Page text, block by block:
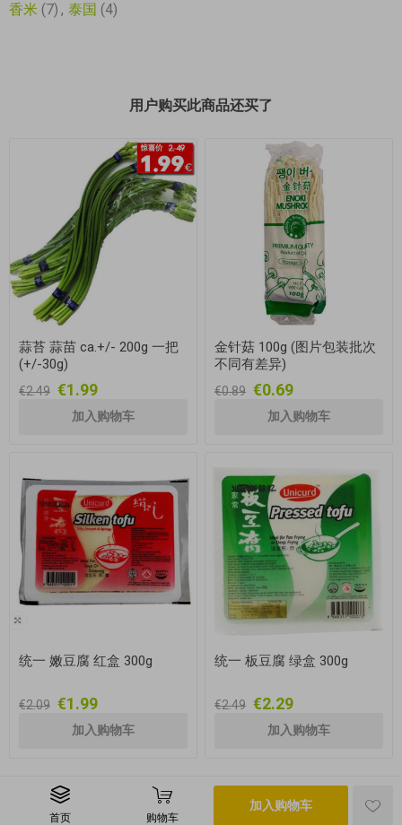
香米 (7) , 泰国 (4)
用户购买此商品还买了
蒜苔 蒜苗 ca.+/- 200g 一把
(+/-30g)
€2.49 €1.99
金针菇 100g (图片包装批次
不同有差异)
€0.89 €0.69
统一 嫩豆腐 红盒 300g
€2.09 €1.99
统一 板豆腐 绿盒 300g
€2.49 €2.29
首页 购物车
加入购物车
版权所有 © 2026 i-chi.de 保留所有权利